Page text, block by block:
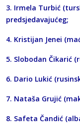
3. Irmela Turbić
predsjedavajućeg;
4. Kristijan Jenei
5. Slobodan Čikarić
6. Dario Lukić
7. Nataša Grujić
8. Safeta Čandić